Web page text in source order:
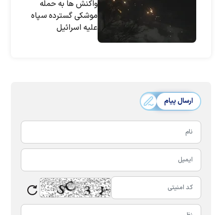
واکنش ها به حمله
موشکی گسترده سپاه
علیه اسرائیل
ارسال پیام